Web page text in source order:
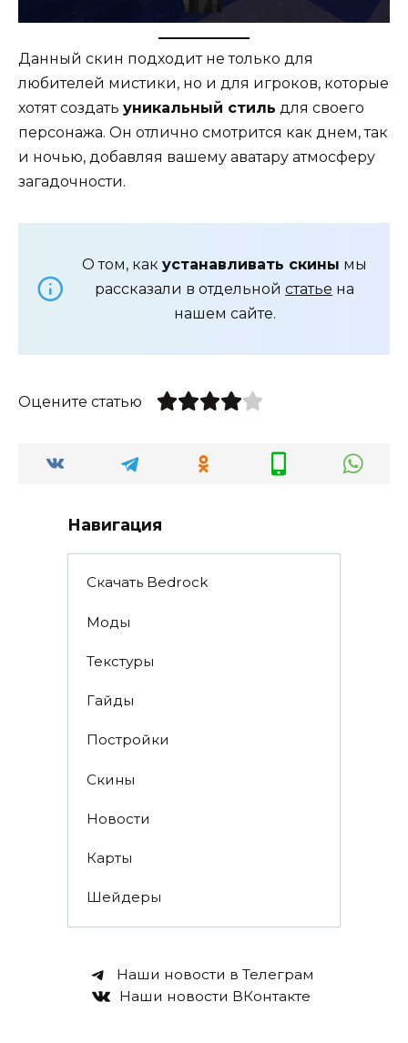
Данный скин подходит не только для
любителей мистики, но и для игроков, которые
хотят создать уникальный стиль для своего
персонажа. Он отлично смотрится как днем, так
и ночью, добавляя вашему аватару атмосферу
загадочности.
О том, как устанавливать скины мы
рассказали в отдельной статье на
нашем сайте.
Оцените статью
Навигация
Скачать Bedrock
Моды
Текстуры
Гайды
Постройки
Скины
Новости
Карты
Шейдеры
Наши новости в Телеграм
Наши новости ВКонтакте